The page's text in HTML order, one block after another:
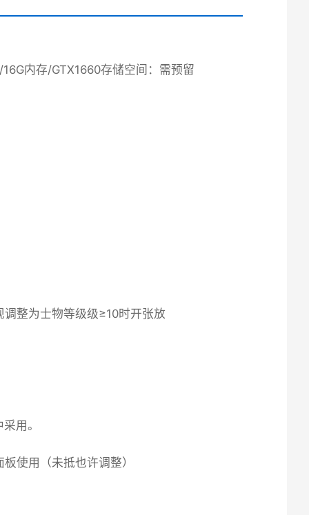
内存/GTX1660​存储空间​ ​：需预留
整为士物等级级≥10时开张放
用。
使用（未抵也许调整）